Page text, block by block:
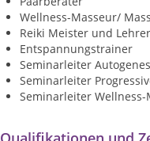
Wellness-Masseur/
Reiki Meister und Lehrer
Entspannungstrainer
Seminarleiter
Seminarleiter
Seminarleiter Wellness-